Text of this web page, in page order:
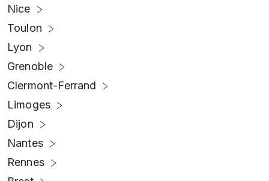
Nice
Toulon
Lyon
Grenoble
Clermont-Ferrand
Limoges
Dijon
Nantes
Rennes